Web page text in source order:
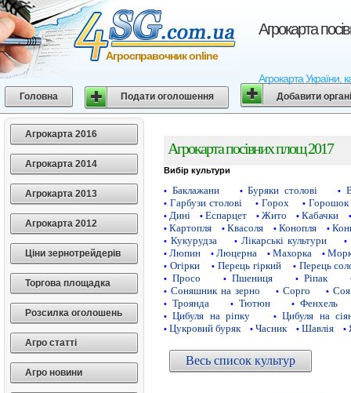
Агрокарта
Агрокарта України,
Агросправочник online
Головна Подати оголошення Добавити
Агрокарта 2016
Агрокарта 2014
Агрокарта 2013
Агрокарта 2012
Ціни зернотрейдерів
Торгова площадка
Розсилка оголошень
Агро статті
Агро новини
Агрокарта посівних площ 2017
Вибір культури
• Баклажани • Буряки столові •
• Гарбузи столові • Горох • Горошок
• Дині • Еспарцет • Жито • Кабачки
•
• Картопля • Квасоля • Конопля •
• Кукурудза • Лікарські культури
•
• Люпин • Люцерна • Махорка •
• Огірки • Перець гіркий • Перець
• Просо • Пшениця • Ріпак
• Соняшник на зерно • Сорго • Соя
• Троянда • Тютюн • Фенхель
• Цибуля на ріпку • Цибуля на
• Цукровий буряк • Часник • Шавлія •
Весь список культур